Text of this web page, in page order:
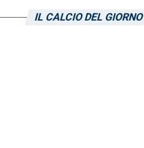
IL CALCIO DEL GIORNO